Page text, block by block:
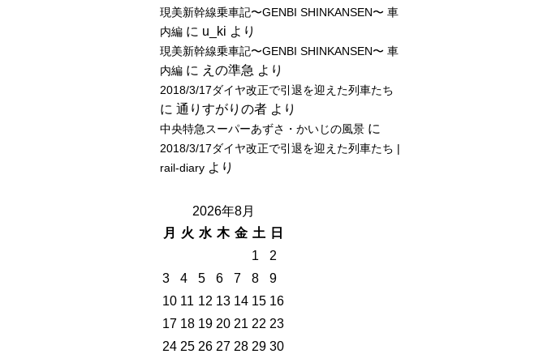
現美新幹線乗車記〜GENBI SHINKANSEN〜 車
内編 に u_ki より
現美新幹線乗車記〜GENBI SHINKANSEN〜 車
内編 に えの準急 より
2018/3/17ダイヤ改正で引退を迎えた列車たち
に 通りすがりの者 より
中央特急スーパーあずさ・かいじの風景 に
2018/3/17ダイヤ改正で引退を迎えた列車たち |
rail-diary より
2026年8月
月
火 水 木 金 土 日
1
2
3
4 5 6 7 8
9
10 11 12 13 14 15 16
17 18 19 20 21 22 23
24 25 26 27 28 29 30